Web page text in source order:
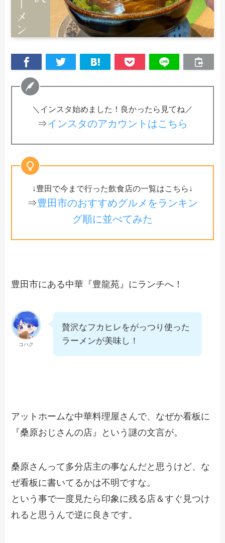
＼インスタ始めました！良かったら見てね／
⇒インスタのアカウントはこちら
↓豊田で今まで行った飲食店の一覧はこちら↓
⇒豊田市のおすすめグルメをランキン
グ順に並べてみた
豊田市にある中華『豊龍苑』にランチへ！
コハク
贅沢なフカヒレをがっつり使った
ラーメンが美味し！
アットホームな中華料理屋さんで、なぜか看板に
『桑原おじさんの店』という謎の文言が。
桑原さんって多分店主の事なんだと思うけど、な
ぜ看板に書いてるかは不明ですな。
という事で一度見たら印象に残る店＆すぐ見つけ
れると思うんで逆に良きです。